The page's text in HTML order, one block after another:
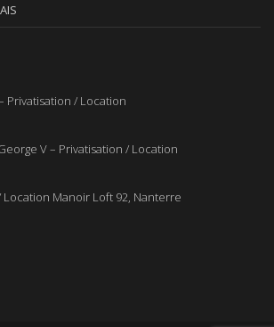
Privatisation / Location
V – Privatisation / Location
Location Manoir Loft 92, Nanterre